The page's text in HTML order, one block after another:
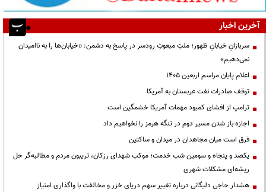
آخرین اخبار
سربازانِ خیابانِ ظهور؛ ملتِ مبعوثِ رودسر در پاسخ به دشمن: «خیابان‌ها را به ناامیدان
نمی‌دهیم»
اعلام پایان مراسم اربعین ۱۴۰۵
توقف صادرات نفت عربستان به آمریکا
ترامپ از افشای کمبود مهمات آمریکا خشمگین است
اجازه باز شدن مسیر دوم در تنگه هرمز را نخواهیم داد
فرق است میان مجاهدان در میدان و ساکتین
یکصد و پنجاه و سومین شب خدمت؛ موکب شهدای رزکان، تریبون مردم و مطالبه‌گر حل
ریشه‌ای مشکلات شهری
هشدار حاجی دلیگانی درباره تغییر سهم دریای خزر و مخالفت با واگذاری امتیاز